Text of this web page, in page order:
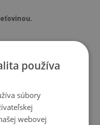
môžu líšiť od vizualizácie
tvrdom povrchu. Pri
ohnúť a posunúť.
používa
súbory
webovej